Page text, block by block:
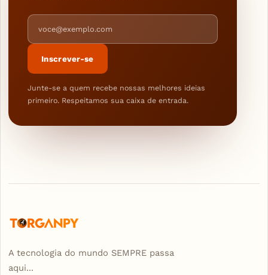
Endereço de e-mail
Inscrever-se
Junte-se a quem recebe nossas melhores ideias
primeiro. Respeitamos sua caixa de entrada.
A tecnologia do mundo SEMPRE passa
aqui...